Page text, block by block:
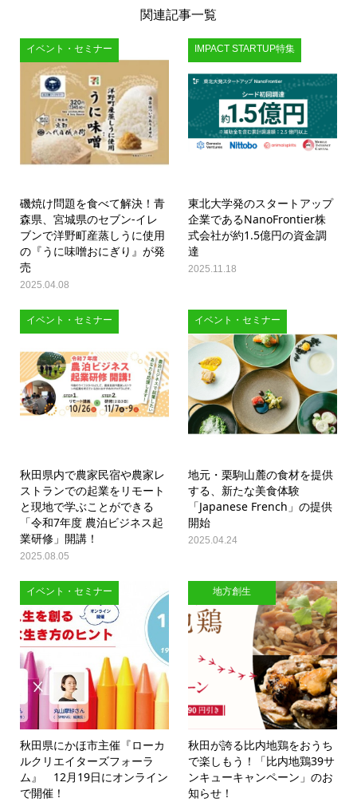
関連記事一覧
イベント・セミナー
磯焼け問題を食べて解決！青
森県、宮城県のセブン‐イレ
ブンで洋野町産蒸しうに使用
の『うに味噌おにぎり』が発
売
2025.04.08
IMPACT STARTUP特集
東北大学発のスタートアップ
企業であるNanoFrontier株
式会社が約1.5億円の資金調
達
2025.11.18
イベント・セミナー
秋田県内で農家民宿や農家レ
ストランでの起業をリモート
と現地で学ぶことができる
「令和7年度 農泊ビジネス起
業研修」開講！
2025.08.05
イベント・セミナー
地元・栗駒山麓の食材を提供
する、新たな美食体験
「Japanese French」の提供
開始
2025.04.24
イベント・セミナー
秋田県にかほ市主催『ローカ
ルクリエイターズフォーラ
ム』 12月19日にオンライン
で開催！
地方創生
秋田が誇る比内地鶏をおうち
で楽しもう！「比内地鶏39サ
ンキューキャンペーン」のお
知らせ！